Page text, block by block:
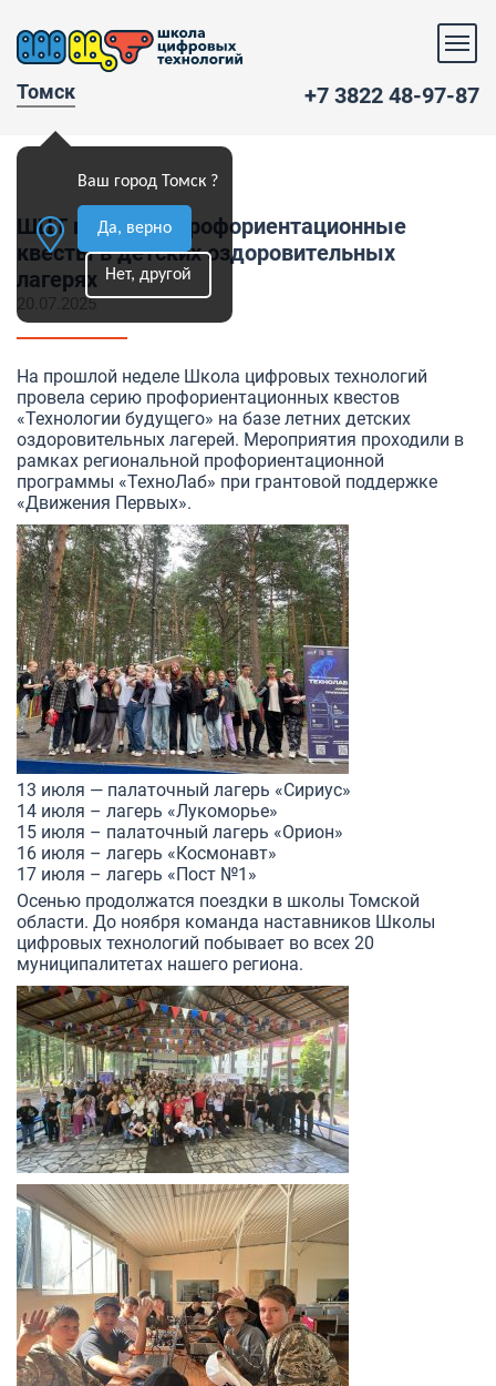
Томск
Ваш город Томск ?
Да, верно
Нет, другой
+7 3822 48-97-87
ШЦТ проводит профориентационные
квесты в детских оздоровительных
лагерях
20.07.2025
На прошлой неделе Школа цифровых технологий
провела серию профориентационных квестов
«Технологии будущего» на базе летних детских
оздоровительных лагерей. Мероприятия проходили в
рамках региональной профориентационной
программы «ТехноЛаб» при грантовой поддержке
«Движения Первых».
13 июля — палаточный лагерь «Сириус»
14 июля – лагерь «Лукоморье»
15 июля – палаточный лагерь «Орион»
16 июля – лагерь «Космонавт»
17 июля – лагерь «Пост №1»
Осенью продолжатся поездки в школы Томской
области. До ноября команда наставников Школы
цифровых технологий побывает во всех 20
муниципалитетах нашего региона.